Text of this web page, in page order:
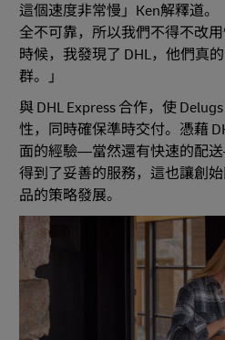
這個速度非常慢」Ken解釋道
全不可靠，所以我們不得不改
時候，我發現了 DHL，他們真
群。」
與 DHL Express 合作，使
性，同時確保準時交付。憑藉
面的經驗—當然還有快速的配
得到了妥善的服務，這也讓創
品的策略發展。